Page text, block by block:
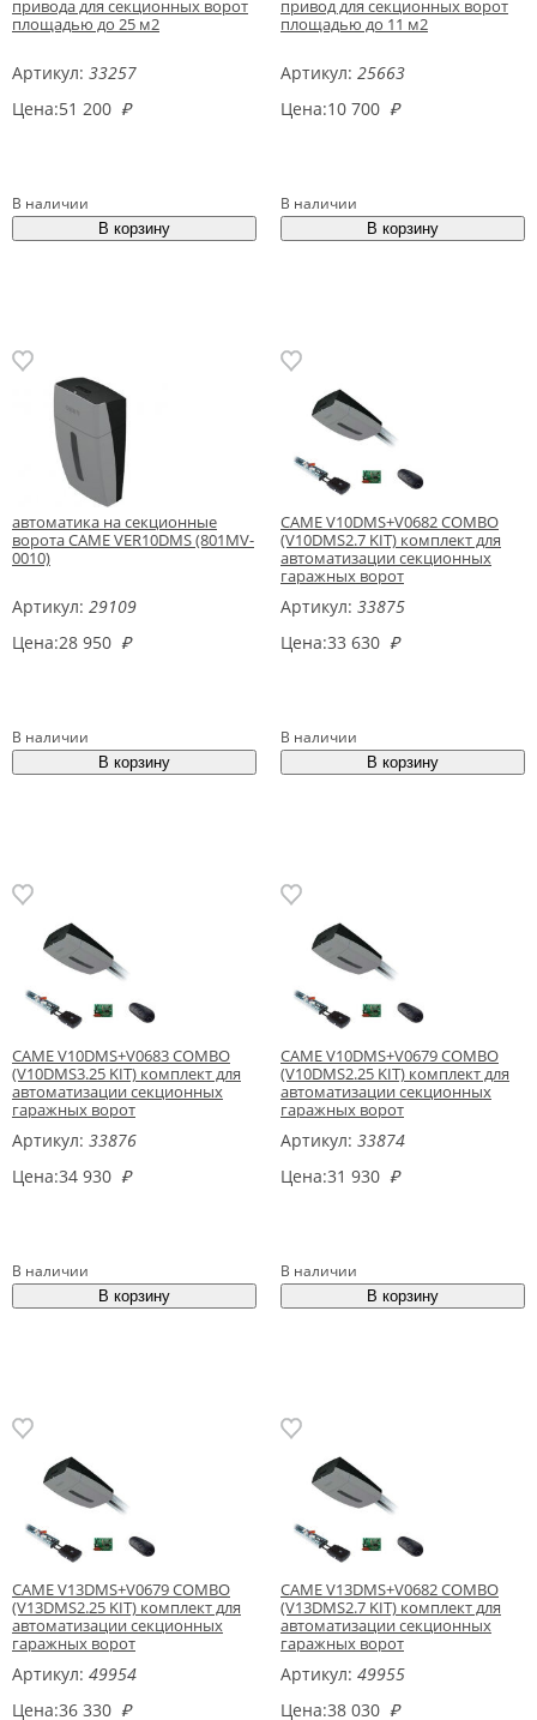
привода для секционных ворот
площадью до 25 м2
Артикул: 33257
Цена:51 200 ₽
В наличии
привод для секционных ворот
площадью до 11 м2
Артикул: 25663
Цена:10 700 ₽
В наличии
автоматика на секционные
ворота CAME VER10DMS (801MV-
0010)
Артикул: 29109
Цена:28 950 ₽
В наличии
CAME V10DMS+V0682 COMBO
(V10DMS2.7 KIT) комплект для
автоматизации секционных
гаражных ворот
Артикул: 33875
Цена:33 630 ₽
В наличии
CAME V10DMS+V0683 COMBO
(V10DMS3.25 KIT) комплект для
автоматизации секционных
гаражных ворот
Артикул: 33876
Цена:34 930 ₽
В наличии
CAME V10DMS+V0679 COMBO
(V10DMS2.25 KIT) комплект для
автоматизации секционных
гаражных ворот
Артикул: 33874
Цена:31 930 ₽
В наличии
CAME V13DMS+V0679 COMBO
(V13DMS2.25 KIT) комплект для
автоматизации секционных
гаражных ворот
Артикул: 49954
Цена:36 330 ₽
CAME V13DMS+V0682 COMBO
(V13DMS2.7 KIT) комплект для
автоматизации секционных
гаражных ворот
Артикул: 49955
Цена:38 030 ₽